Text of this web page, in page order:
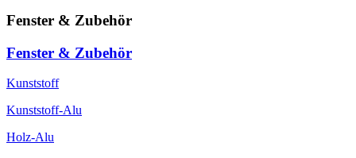
Fenster & Zubehör
Fenster & Zubehör
Kunststoff
Kunststoff-Alu
Holz-Alu